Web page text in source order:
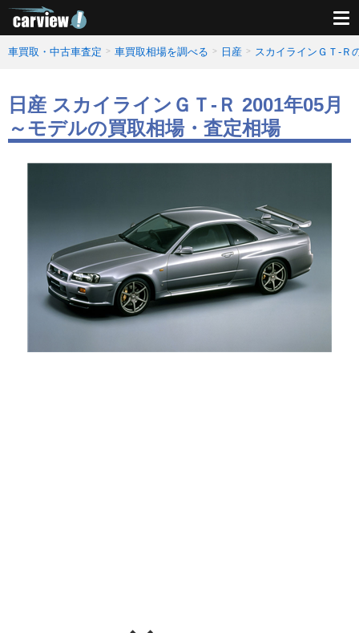
車買取・中古車査定 車買取相場を調べる 日産 スカイラインＧＴ‐Ｒ
日産 スカイラインＧＴ‐Ｒ 2001年05月
～モデルの買取相場・査定相場